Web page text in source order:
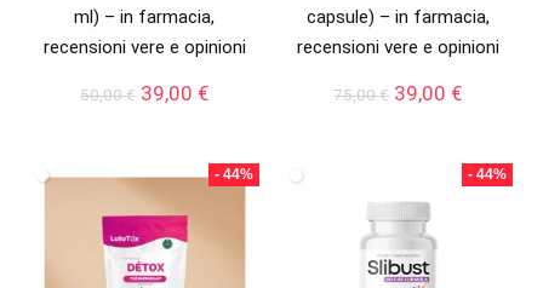
ml) – in farmacia,
recensioni vere e opinioni
50,00€ Il
50,00 €.
39,00 €Il
è:
39,00 €.
capsule) – in farmacia,
recensioni vere e opinioni
75,00€ Il
75,00 €.
39,00 €Il
è:
39,00 €.
- 44% - 44%